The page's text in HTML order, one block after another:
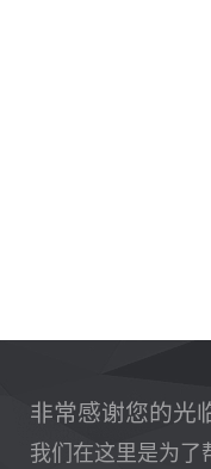
非常感谢您的光
我们在这里是为了